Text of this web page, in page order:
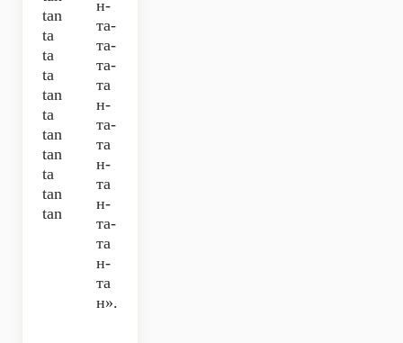
tan
ta
ta
ta
tan
ta
tan
tan
ta
tan
tan
н-
та-
та-
та-
та
н-
та-
та
н-
та
н-
та-
та
н-
та
н».